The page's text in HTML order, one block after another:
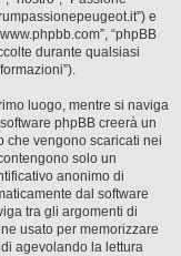
e
“phpBB
durante qualsiasi
luogo, mentre si naviga
phpBB creerà un
che vengono scaricati nei
solo un
anonimo di
dal software
tra gli argomenti di
usato per memorizzare
agevolando la lettura